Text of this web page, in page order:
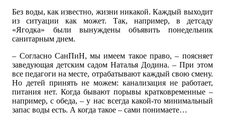
Без воды, как известно, жизни никакой. Каждый выходит
из ситуации как может. Так, например, в детсаду
«Ягодка» были вынуждены объявить понедельник
санитарным днем.
– Согласно СанПиН, мы имеем такое право, – поясняет
заведующая детским садом Наталья Додина. – При этом
все педагоги на месте, отрабатывают каждый свою смену.
Но детей принять не можем: канализация не работает,
питания нет. Когда бывают порывы кратковременные –
например, с обеда, – у нас всегда какой-то минимальный
запас воды есть. А когда такое – сами понимаете…